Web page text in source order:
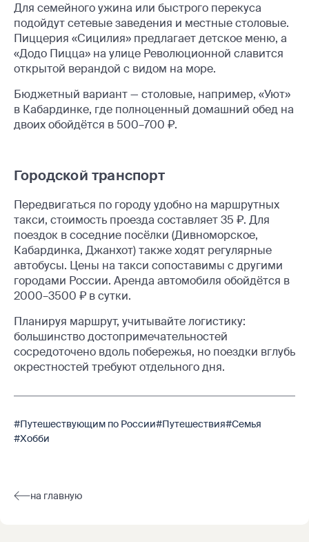
Для семейного ужина или быстрого перекуса
подойдут сетевые заведения и местные столовые.
Пиццерия «Сицилия» предлагает детское меню, а
«Додо Пицца» на улице Революционной славится
открытой верандой с видом на море.
Бюджетный вариант — столовые, например, «Уют»
в Кабардинке, где полноценный домашний обед на
двоих обойдётся в 500–700 ₽.
Городской транспорт
Передвигаться по городу удобно на маршрутных
такси, стоимость проезда составляет 35 ₽. Для
поездок в соседние посёлки (Дивноморское,
Кабардинка, Джанхот) также ходят регулярные
автобусы. Цены на такси сопоставимы с другими
городами России. Аренда автомобиля обойдётся в
2000–3500 ₽ в сутки.
Планируя маршрут, учитывайте логистику:
большинство достопримечательностей
сосредоточено вдоль побережья, но поездки вглубь
окрестностей требуют отдельного дня.
#Путешествующим по России#Путешествия#Семья
#Хобби
на главную